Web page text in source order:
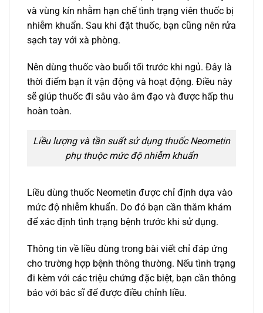
và vùng kín nhằm hạn chế tình trạng viên thuốc bị
nhiễm khuẩn. Sau khi đặt thuốc, bạn cũng nên rửa
sạch tay với xà phòng.
Nên dùng thuốc vào buổi tối trước khi ngủ. Đây là
thời điểm bạn ít vận động và hoạt động. Điều này
sẽ giúp thuốc đi sâu vào âm đạo và được hấp thu
hoàn toàn.
Liều lượng và tần suất sử dụng thuốc Neometin
phụ thuộc mức độ nhiễm khuẩn
Liều dùng thuốc Neometin được chỉ định dựa vào
mức độ nhiễm khuẩn. Do đó bạn cần thăm khám
để xác định tình trạng bệnh trước khi sử dụng.
Thông tin về liều dùng trong bài viết chỉ đáp ứng
cho trường hợp bệnh thông thường. Nếu tình trạng
đi kèm với các triệu chứng đặc biệt, bạn cần thông
báo với bác sĩ để được điều chỉnh liều.